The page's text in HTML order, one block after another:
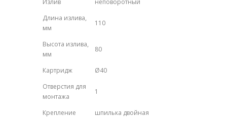
Излив
неповоротный
Длина излива,
мм
110
Высота излива,
мм
80
Картридж
Ø40
Отверстия для
монтажа
1
Крепление
шпилька двойная